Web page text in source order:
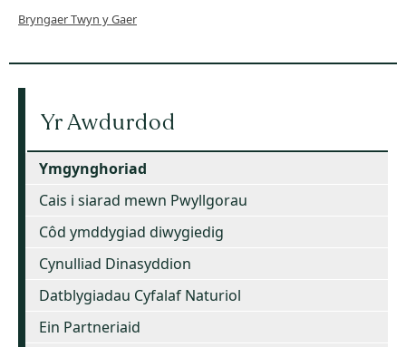
Bryngaer Twyn y Gaer
Yr Awdurdod
Ymgynghoriad
Cais i siarad mewn Pwyllgorau
Côd ymddygiad diwygiedig
Cynulliad Dinasyddion
Datblygiadau Cyfalaf Naturiol
Ein Partneriaid